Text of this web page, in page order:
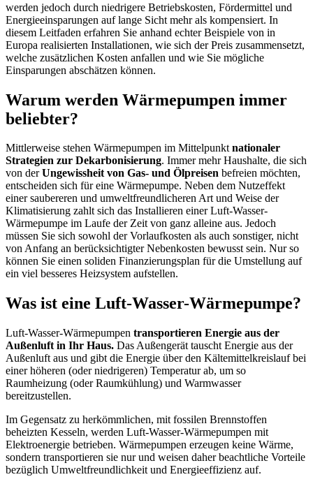
werden jedoch durch niedrigere Betriebskosten, Fördermittel und
Energieeinsparungen auf lange Sicht mehr als kompensiert. In
diesem Leitfaden erfahren Sie anhand echter Beispiele von in
Europa realisierten Installationen, wie sich der Preis zusammensetzt,
welche zusätzlichen Kosten anfallen und wie Sie mögliche
Einsparungen abschätzen können.
Warum werden Wärmepumpen immer
beliebter?
Mittlerweise stehen Wärmepumpen im Mittelpunktnationaler
Strategien zur Dekarbonisierung. Immer mehr Haushalte, die sich
von derUngewissheit von Gas- und Ölpreisen befreien möchten,
entscheiden sich für eine Wärmepumpe. Neben dem Nutzeffekt
einer saubereren und umweltfreundlicheren Art und Weise der
Klimatisierung zahlt sich das Installieren einer Luft-Wasser-
Wärmepumpe im Laufe der Zeit von ganz alleine aus. Jedoch
müssen Sie sich sowohl der Vorlaufkosten als auch sonstiger, nicht
von Anfang an berücksichtigter Nebenkosten bewusst sein. Nur so
können Sie einen soliden Finanzierungsplan für die Umstellung auf
ein viel besseres Heizsystem aufstellen.
Was ist eine Luft-Wasser-Wärmepumpe?
Luft-Wasser-Wärmepumpen transportieren Energie aus der
Außenluft in Ihr Haus. Das Außengerät tauscht Energie aus der
Außenluft aus und gibt die Energie über den Kältemittelkreislauf bei
einer höheren (oder niedrigeren) Temperatur ab, um so
Raumheizung (oder Raumkühlung) und Warmwasser
bereitzustellen.
Im Gegensatz zu herkömmlichen, mit fossilen Brennstoffen
beheizten Kesseln, werden Luft-Wasser-Wärmepumpen mit
Elektroenergie betrieben. Wärmepumpen erzeugen keine Wärme,
sondern transportieren sie nur und weisen daher beachtliche Vorteile
bezüglich Umweltfreundlichkeit und Energieeffizienz auf.